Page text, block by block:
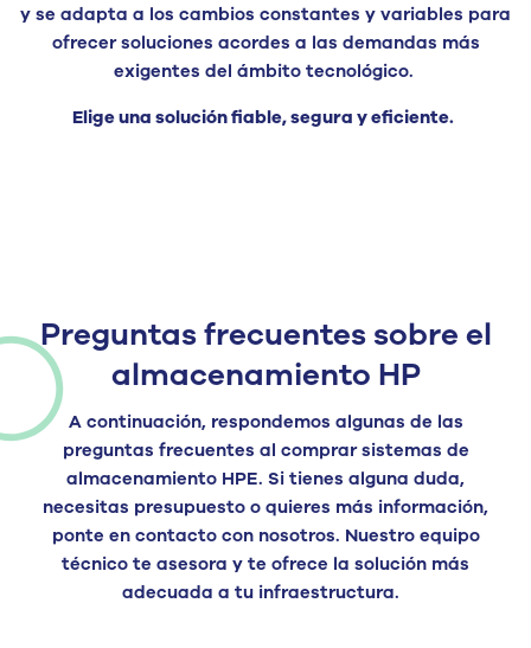
y se adapta a los cambios constantes y variables para
ofrecer soluciones acordes a las demandas más
exigentes del ámbito tecnológico.
Elige una solución fiable, segura y eficiente.
Preguntas frecuentes sobre el
almacenamiento HP
A continuación, respondemos algunas de las
preguntas frecuentes al comprar sistemas de
almacenamiento HPE. Si tienes alguna duda,
necesitas presupuesto o quieres más información,
ponte en contacto con nosotros. Nuestro equipo
técnico te asesora y te ofrece la solución más
adecuada a tu infraestructura.